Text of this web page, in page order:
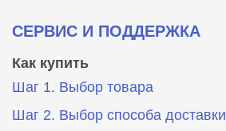
СЕРВИС И ПОДДЕРЖКА
Как купить
Шаг 1. Выбор товара
Шаг 2. Выбор способа доставки